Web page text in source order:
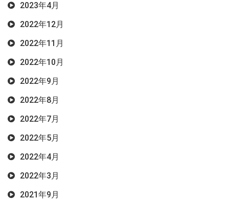
2023年4月
2022年12月
2022年11月
2022年10月
2022年9月
2022年8月
2022年7月
2022年5月
2022年4月
2022年3月
2021年9月